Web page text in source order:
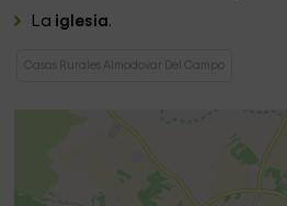
La iglesia.
Casas Rurales Almodovar Del Campo